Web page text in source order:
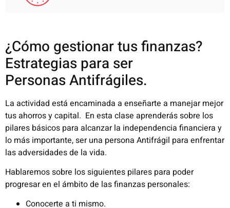
¿Cómo gestionar tus finanzas?
Estrategias para ser
PersonasAntifrágiles.
La actividad está encaminada a enseñarte a manejar mejor
tus ahorros y capital. En esta clase aprenderás sobre los
pilares básicos para alcanzar la independencia financiera y
lo más importante, ser una persona Antifrágil para enfrentar
lasadversidades de la vida.
Hablaremos sobre los siguientes pilares para poder
progresar en el ámbito de las finanzas personales:
Conocerte a ti mismo.